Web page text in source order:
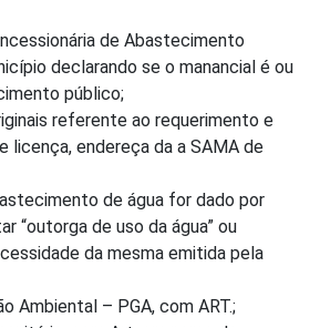
de Abastecimento
declarando se o manancial é ou
público;
referente ao requerimento e
licença, endereça da a SAMA de
de água for dado por
“outorga de uso da água” ou
da mesma emitida pela
Ambiental – PGA, com ART.;